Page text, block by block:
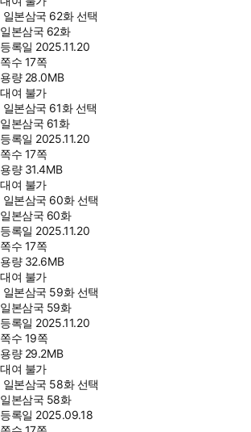
일본삼국 62화 선택
일본삼국 62화
등록일 2025.11.20
쪽수 17쪽
용량 28.0MB
대여 불가
일본삼국 61화 선택
일본삼국 61화
등록일 2025.11.20
쪽수 17쪽
용량 31.4MB
대여 불가
일본삼국 60화 선택
일본삼국 60화
등록일 2025.11.20
쪽수 17쪽
용량 32.6MB
대여 불가
일본삼국 59화 선택
일본삼국 59화
등록일 2025.11.20
쪽수 19쪽
용량 29.2MB
대여 불가
일본삼국 58화 선택
일본삼국 58화
등록일 2025.09.18